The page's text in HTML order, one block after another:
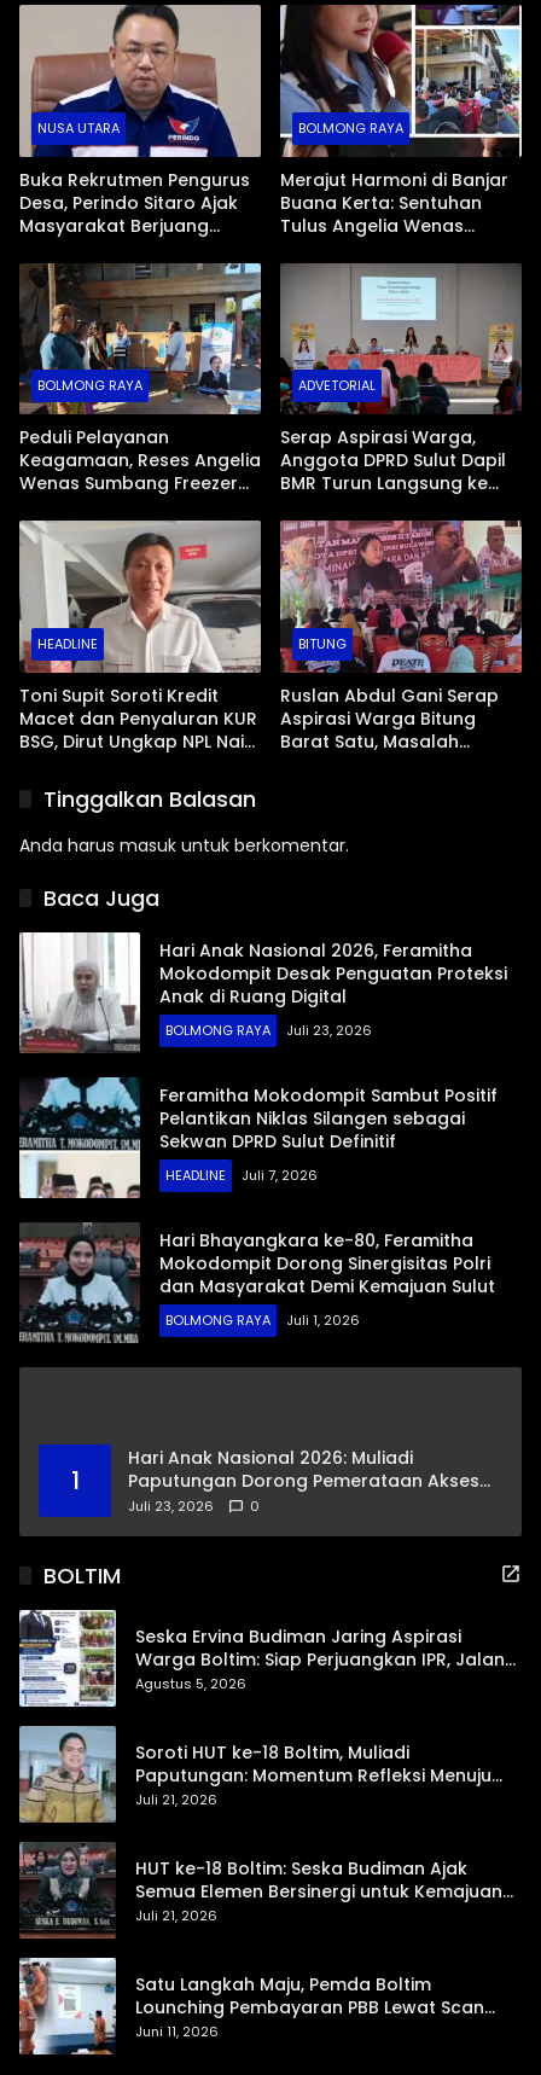
NUSA UTARA
Buka Rekrutmen Pengurus
Desa, Perindo Sitaro Ajak
Masyarakat Berjuang
Daerah
BOLMONG RAYA
Merajut Harmoni di Banjar
Buana Kerta: Sentuhan
Tulus Angelia Wenas
Mopugad
BOLMONG RAYA
Peduli Pelayanan
Keagamaan, Reses Angelia
Wenas Sumbang Freezer
di Mopugad Bolmong
ADVETORIAL
Serap Aspirasi Warga,
Anggota DPRD Sulut Dapil
BMR Turun Langsung ke
HEADLINE
Toni Supit Soroti Kredit
Macet dan Penyaluran KUR
BSG, Dirut Ungkap NPL Naik
BITUNG
Ruslan Abdul Gani Serap
Aspirasi Warga Bitung
Barat Satu, Masalah
Tinggalkan Balasan
Anda harus masuk untuk berkomentar.
Baca Juga
Hari Anak Nasional 2026, Feramitha
Mokodompit Desak Penguatan Proteksi
Anak di Ruang Digital
BOLMONG RAYA Juli 23, 2026
Feramitha Mokodompit Sambut Positif
Pelantikan Niklas Silangen sebagai
Sekwan DPRD Sulut Definitif
HEADLINE Juli 7, 2026
Hari Bhayangkara ke-80, Feramitha
Mokodompit Dorong Sinergisitas Polri
dan Masyarakat Demi Kemajuan Sulut
BOLMONG RAYA Juli 1, 2026
1
Hari Anak Nasional 2026: Muliadi
Paputungan Dorong Pemerataan Akses
Pendidikan dan Proteksi Digital Anak Sulut
Juli 23, 2026 0
BOLTIM
Seska Ervina Budiman Jaring Aspirasi
Warga Boltim: Siap Perjuangkan IPR, Jalan
Trans, hingga Pemasaran UMKM
Agustus 5, 2026
Soroti HUT ke-18 Boltim, Muliadi
Paputungan: Momentum Refleksi Menuju
Daerah Mandiri dan Berdaya Saing
Juli 21, 2026
HUT ke-18 Boltim: Seska Budiman Ajak
Semua Elemen Bersinergi untuk Kemajuan
Daerah
Juli 21, 2026
Satu Langkah Maju, Pemda Boltim
Lounching Pembayaran PBB Lewat Scan
Qris
Juni 11, 2026